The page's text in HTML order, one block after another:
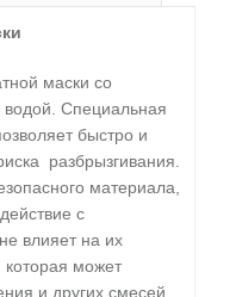
маски со
Специальная
быстро и
разбрызгивания.
материала,
с
влияет на их
которая может
и других смесей,